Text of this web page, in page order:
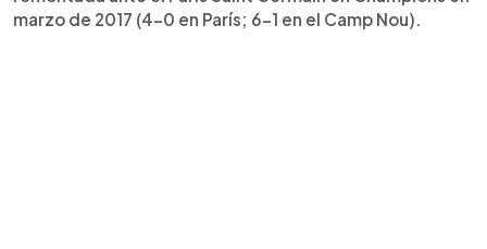
marzo de 2017 (4-0 en París; 6-1 en el Camp Nou).